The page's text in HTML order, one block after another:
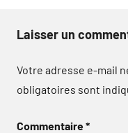
Laisser un
Votre adresse e-mail
obligatoires sont
Commentaire*